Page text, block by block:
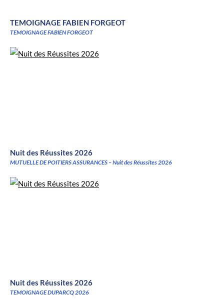
TEMOIGNAGE FABIEN FORGEOT
TEMOIGNAGE FABIEN FORGEOT
Nuit des Réussites 2026
MUTUELLE DE POITIERS ASSURANCES – Nuit des Réussites 2026
Nuit des Réussites 2026
TEMOIGNAGE DUPARCQ 2026